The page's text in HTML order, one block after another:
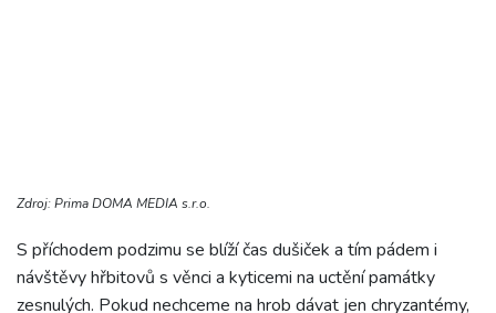
Zdroj: Prima DOMA MEDIA s.r.o.
S příchodem podzimu se blíží čas dušiček a tím pádem i
návštěvy hřbitovů s věnci a kyticemi na uctění památky
zesnulých. Pokud nechceme na hrob dávat jen chryzantémy,